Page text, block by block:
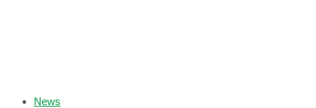
News